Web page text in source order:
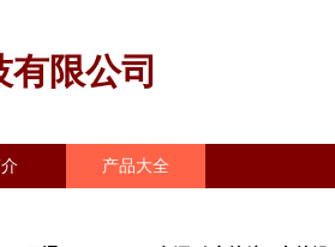
限公司
产品大全